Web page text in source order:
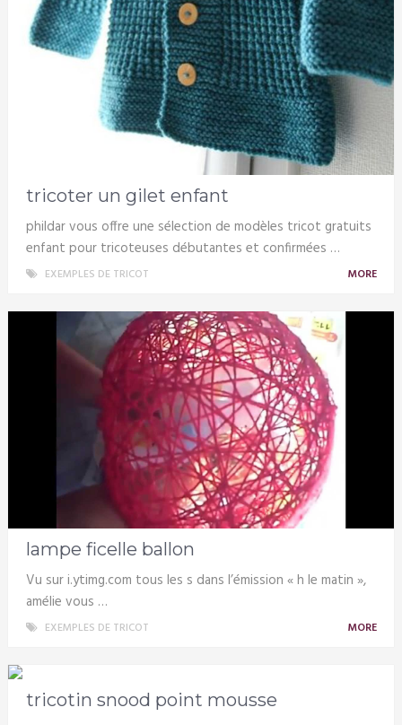
tricoter un gilet enfant
phildar vous offre une sélection de modèles tricot gratuits
enfant pour tricoteuses débutantes et confirmées …
EXEMPLES DE TRICOT MORE
lampe ficelle ballon
Vu sur i.ytimg.com tous les s dans l’émission « h le matin »,
amélie vous …
EXEMPLES DE TRICOT MORE
tricotin snood point mousse